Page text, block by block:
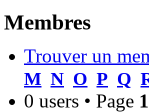
Membres
Trouver un
M N O P Q
0 users • Page 1